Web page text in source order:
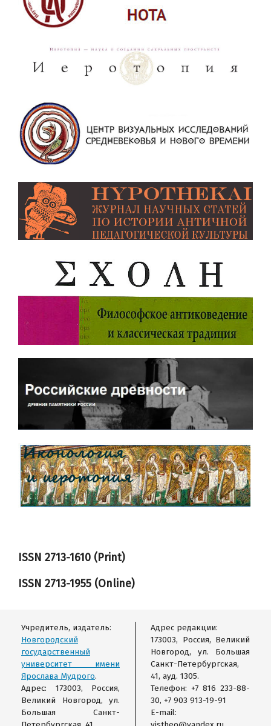
ISSN 2713-1610 (Print)
ISSN 2713-1955 (Online)
Учредитель, издатель:
Новгородский
государственный
университет имени
Ярослава Мудрого.
Адрес: 173003, Россия,
Великий Новгород, ул.
Большая Санкт-
Адрес редакции:
173003, Россия, Великий
Новгород, ул. Большая
Санкт-Петербургская,
41, ауд. 1305.
Телефон: +7 816 233-88-
30, +7 903 913-19-91
E-mail: